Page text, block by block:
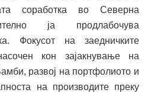
соработка во Северна
ја продлабочува
Фокусот на заедничките
кон зајакнување на
развој на портфолиото и
на производите преку